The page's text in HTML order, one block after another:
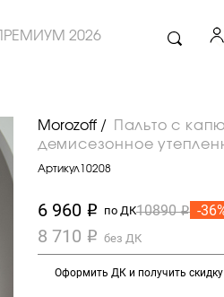
ПРЕМИУМ 2026
Morozoff /
Пальто с
демисезонное
Артикул10208
6 960 i по ДК10890 i -
8 710 i без ДК
Оформить ДК и получить